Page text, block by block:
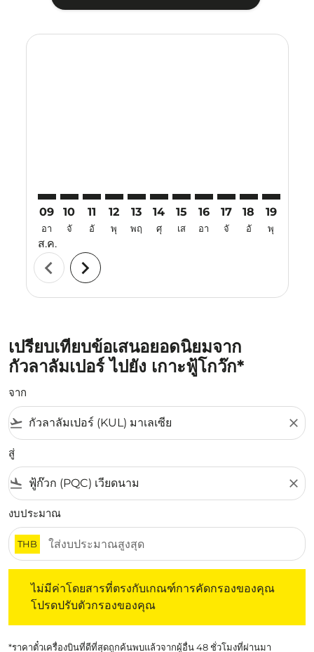
09
อา
ส.ค.
10
จั
11
อั
12
พุ
13
พฤ
14
ศุ
15
เส
16
อา
17
จั
18
อั
19
พุ
chevron_left chevron_right
เปรียบเทียบข้อเสนอยอดนิยมจาก
กัวลาลัมเปอร์ ไปยัง เกาะฟู้โกว๊ก*
จาก
flight_takeoff close
สู่
flight_land close
งบประมาณ
THB
ไม่มีค่าโดยสารที่ตรงกับเกณฑ์การคัดกรองของคุณ
โปรดปรับตัวกรองของคุณ
*ราคาตั๋วเครื่องบินที่ดีที่สุดถูกค้นพบแล้วจากผู้อื่น 48 ชั่วโมงที่ผ่านมา